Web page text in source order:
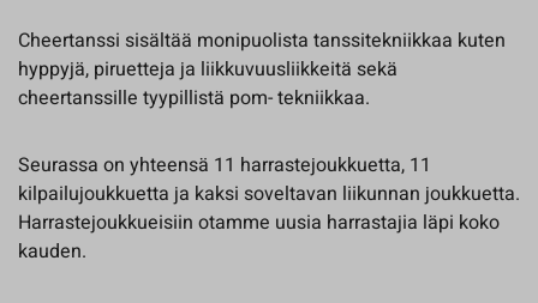
Cheertanssi sisältää monipuolista tanssitekniikkaa kuten
hyppyjä, piruetteja ja liikkuvuusliikkeitä sekä
cheertanssille tyypillistä pom- tekniikkaa.
Seurassa on yhteensä 11 harrastejoukkuetta, 11
kilpailujoukkuetta ja kaksi soveltavan liikunnan joukkuetta.
Harrastejoukkueisiin otamme uusia harrastajia läpi koko
kauden.